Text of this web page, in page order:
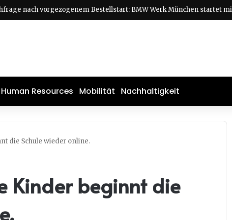
Human Resources Mobilität Nachhaltigkeit
die Schule wieder online.
Kinder beginnt die